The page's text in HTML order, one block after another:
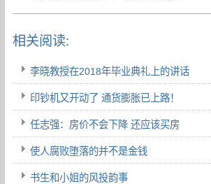
相关阅读:
李晓教授在2018年毕业典礼上的讲话
印钞机又开动了 通货膨胀已上路！
任志强：房价不会下降 还应该买房
使人腐败堕落的并不是金钱
书生和小姐的风投韵事